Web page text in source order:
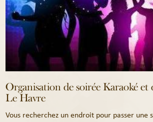
Organisation de soirée Karaoké et
Le Havre
Vous recherchez un endroit pour passer une